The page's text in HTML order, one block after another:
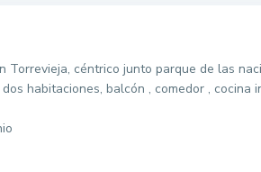
Torrevieja, céntrico junto parque de las
habitaciones, balcón , comedor , cocina